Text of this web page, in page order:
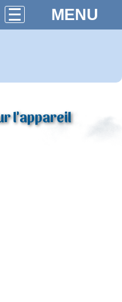
MENU
l'appareil